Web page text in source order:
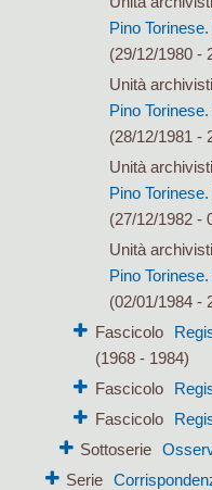
Pino
(29/12/1980 -
Unità
Pino
(28/12/1981 -
Unità
Pino
(27/12/1982 -
Unità
Pino
(02/01/1984 -
Fascicolo
(1968 - 1984)
Fascicolo
Fascicolo
Sottoserie
Serie